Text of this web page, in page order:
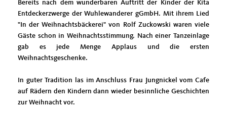
Bereits nach dem wunderbaren Auftritt der Kinder der Kita
Entdeckerzwerge der Wuhlewanderer gGmbH. Mit ihrem Lied
"In der Weihnachtsbäckerei" von Rolf Zuckowski waren viele
Gäste schon in Weihnachtsstimmung. Nach einer Tanzeinlage
gab es jede Menge Applaus und die ersten
Weihnachtsgeschenke.
In guter Tradition las im Anschluss Frau Jungnickel vom Cafe
auf Rädern den Kindern dann wieder besinnliche Geschichten
zur Weihnacht vor.